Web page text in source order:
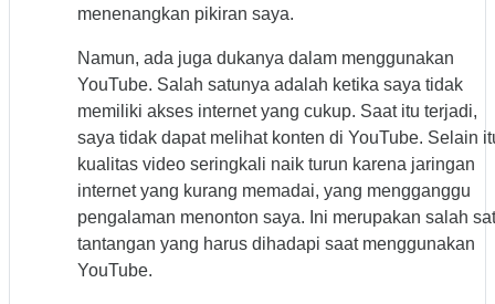
menenangkan pikiran saya.
Namun, ada juga dukanya dalam menggunakan
YouTube. Salah satunya adalah ketika saya tidak
memiliki akses internet yang cukup. Saat itu terjadi,
saya tidak dapat melihat konten di YouTube. Selain
kualitas video seringkali naik turun karena jaringan
internet yang kurang memadai, yang mengganggu
pengalaman menonton saya. Ini merupakan salah
tantangan yang harus dihadapi saat menggunakan
YouTube.